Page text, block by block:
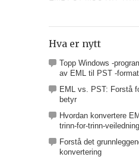
Hva er nytt
Topp Windows -
av EML til PST -format
EML vs. PST: Forstå
betyr
Hvordan konvertere
trinn-for-trinn-veiledning
Forstå det
konvertering